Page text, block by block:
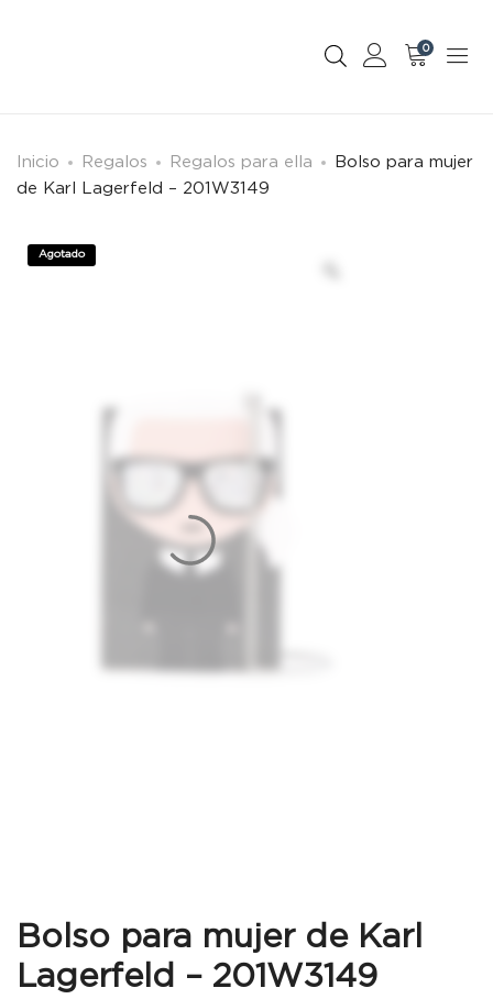
0
Inicio Regalos Regalos para ella
Bolso para mujer
de Karl Lagerfeld – 201W3149
Agotado
Bolso para mujer de Karl
Lagerfeld – 201W3149